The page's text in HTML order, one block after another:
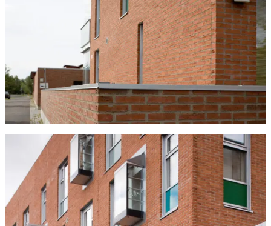
Kamiinat ja kevyet tulisijat
Grillit ja pihakeittiöt
Kiukaat ja kiuaskivet
Outlet
Käyttöehdot
Yhteystiedot